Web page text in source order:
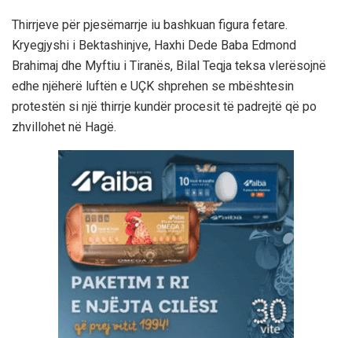
Thirrjeve për pjesëmarrje iu bashkuan figura fetare.
Kryegjyshi i Bektashinjve, Haxhi Dede Baba Edmond
Brahimaj dhe Myftiu i Tiranës, Bilal Teqja teksa vlerësojnë
edhe njëherë luftën e UÇK shprehen se mbështesin
protestën si një thirrje kundër procesit të padrejtë që po
zhvillohet në Hagë.